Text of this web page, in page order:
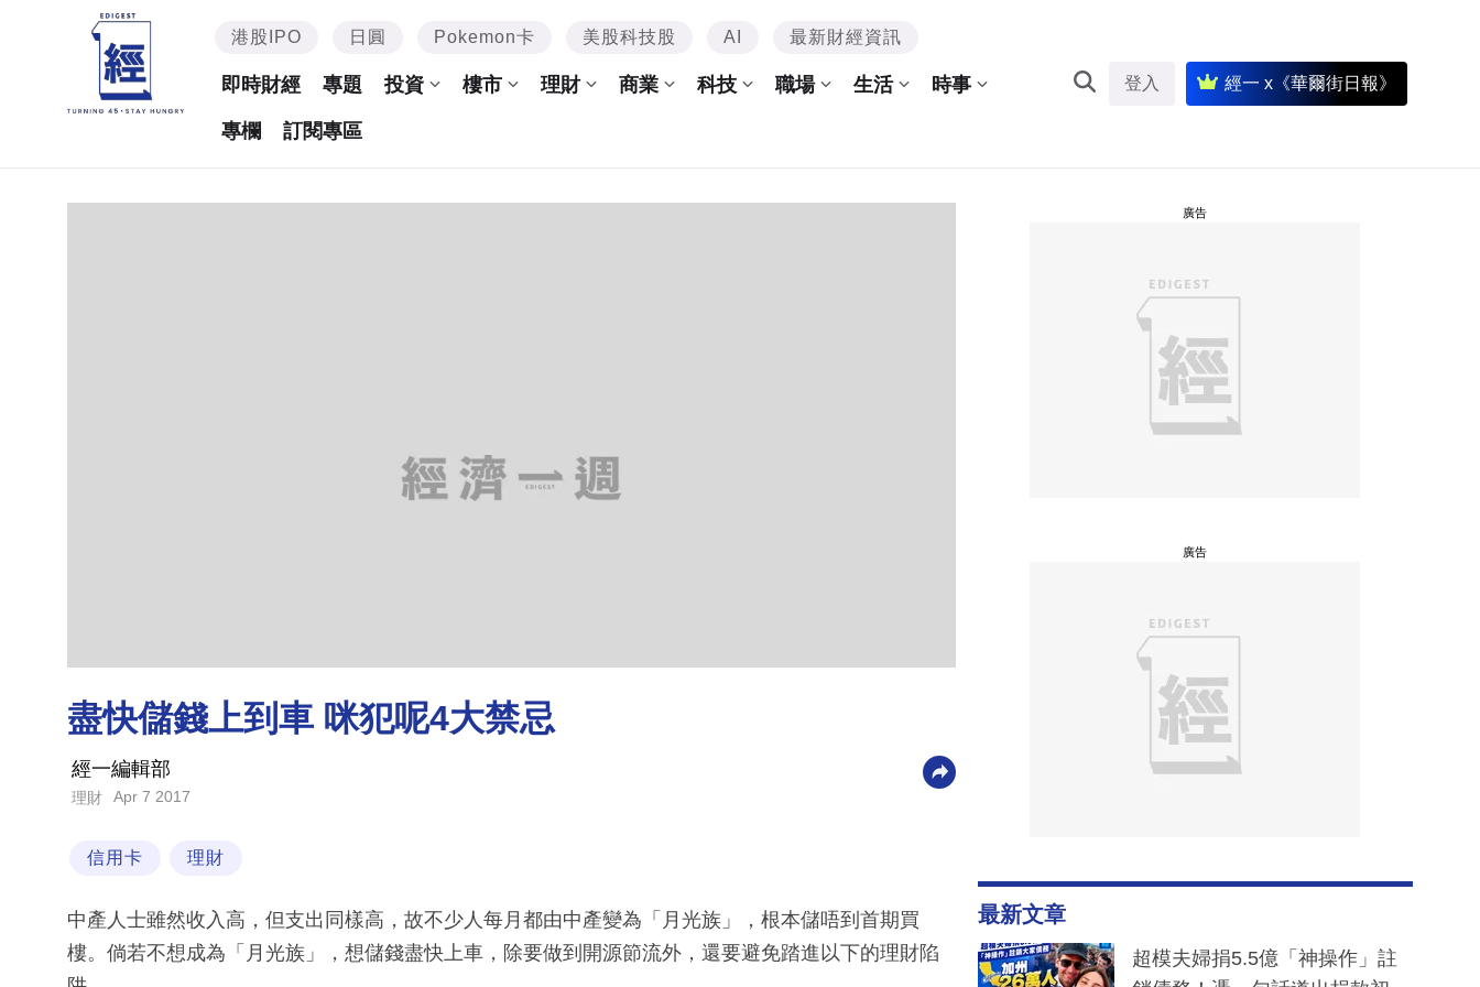
港股IPO 日圓 Pokemon卡 美股科技股 AI 最新財經資訊
即時財經 專題 投資 樓市 理財 商業 科技 職場 生活 時事
專欄 訂閱專區
登入 經一 x《華爾街日報》
盡快儲錢上到車 咪犯呢4大禁忌
經一編輯部
理財 Apr 7 2017
信用卡 理財
中產人士雖然收入高，但支出同樣高，故不少人每月都由中產變為「月光族」，根本儲唔到首期買
樓。倘若不想成為「月光族」，想儲錢盡快上車，除要做到開源節流外，還要避免踏進以下的理財陷
廣告
廣告
最新文章
超模夫婦捐5.5億「神操作」註